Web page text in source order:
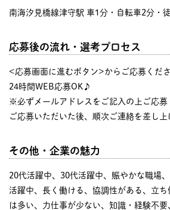
南海汐見橋線津守駅 車1分・自転車2分・
応募後の流れ・選考プロセス
<応募画面に進むボタン>からご応募くださ
24時間WEB応募OK♪
※必ずメールアドレスをご記入の上ご応募
ご応募いただいた後、順次ご連絡を差し上
その他・企業の魅力
20代活躍中、30代活躍中、賑やかな職場
活躍中、長く働ける、協調性がある、立
は多い、力仕事が少ない、知識・経験不要